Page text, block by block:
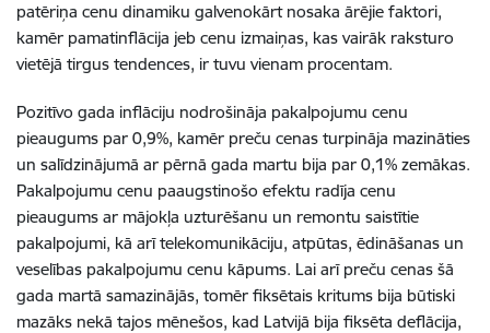
patēriņa cenu dinamiku galvenokārt nosaka ārējie faktori,
kamēr pamatinflācija jeb cenu izmaiņas, kas vairāk raksturo
vietējā tirgus tendences, ir tuvu vienam procentam.
Pozitīvo gada inflāciju nodrošināja pakalpojumu cenu
pieaugums par 0,9%, kamēr preču cenas turpināja mazināties
un salīdzinājumā ar pērnā gada martu bija par 0,1% zemākas.
Pakalpojumu cenu paaugstinošo efektu radīja cenu
pieaugums ar mājokļa uzturēšanu un remontu saistītie
pakalpojumi, kā arī telekomunikāciju, atpūtas, ēdināšanas un
veselības pakalpojumu cenu kāpums. Lai arī preču cenas šā
gada martā samazinājās, tomēr fiksētais kritums bija būtiski
mazāks nekā tajos mēnešos, kad Latvijā bija fiksēta deflācija,